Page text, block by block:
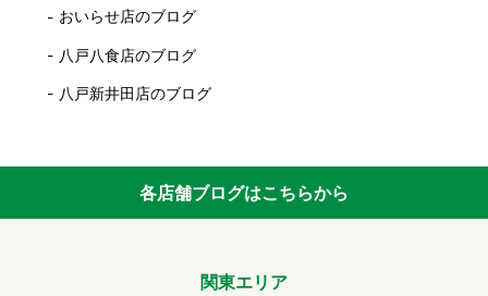
おいらせ店のブログ
八戸八食店のブログ
八戸新井田店のブログ
各店舗ブログはこちらから
関東エリア